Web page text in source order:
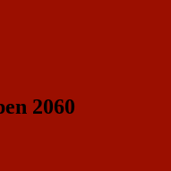
2060